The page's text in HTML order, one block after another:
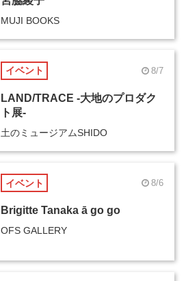
MUJI BOOKS
イベント 8/7
LAND/TRACE -大地のプロダク
ト展-
土のミュージアムSHIDO
イベント 8/6
Brigitte Tanaka ā go go
OFS GALLERY